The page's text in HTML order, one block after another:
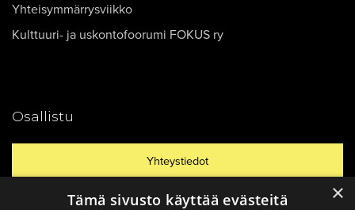
Yhteisymmärrysviikko
Kulttuuri- ja uskontofoorumi FOKUS ry
Osallistu
Yhteystiedot
×
Tämä sivusto käyttää evästeitä